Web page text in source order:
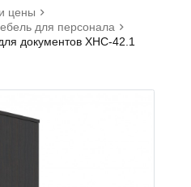
цены
для персонала
документов XHC-42.1